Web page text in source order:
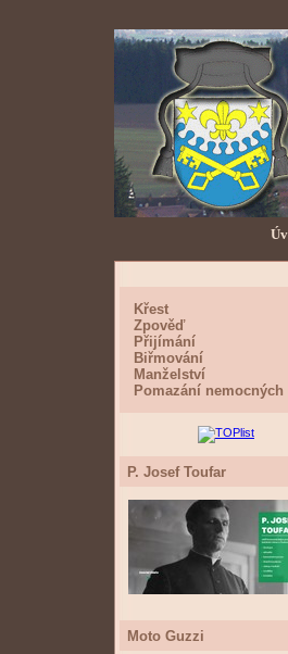
Křest
Zpověď
Přijímání
Biřmování
Manželství
Pomazání nemocných
P. Josef Toufar
Moto Guzzi